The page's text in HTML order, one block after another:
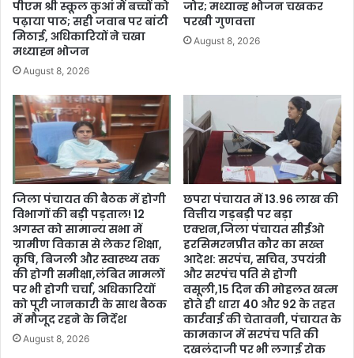
पीएम श्री स्कूल कुआं में बच्चों को
पढ़ाया पाठ; सही जवाब पर बांटी
मिठाई, अधिकारियों ने चखा
मध्याह्न भोजन
August 8, 2026
जोर; मध्यान्ह भोजन चखकर
परखी गुणवत्ता
August 8, 2026
जिला पंचायत की बैठक में होगी
विभागों की बड़ी पड़ताल! 12
अगस्त को सामान्य सभा में
ग्रामीण विकास से लेकर शिक्षा,
कृषि, बिजली और स्वास्थ्य तक
की होगी समीक्षा,लंबित मामलों
पर भी होगी चर्चा, अधिकारियों
को पूरी जानकारी के साथ बैठक
में मौजूद रहने के निर्देश
August 8, 2026
छपरा पंचायत में 13.96 लाख की
वित्तीय गड़बड़ी पर बड़ा
एक्शन,जिला पंचायत सीईओ
हरसिमरनप्रीत कौर का सख्त
आदेश: सरपंच, सचिव, उपयंत्री
और सरपंच पति से होगी
वसूली,15 दिन की मोहलत खत्म
होते ही धारा 40 और 92 के तहत
कार्रवाई की चेतावनी, पंचायत के
कामकाज में सरपंच पति की
दखलंदाजी पर भी लगाई रोक